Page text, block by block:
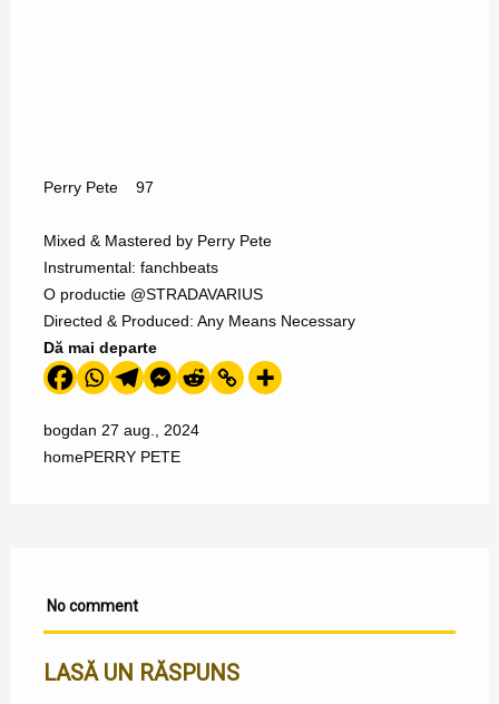
Perry Pete 97
Mixed & Mastered by Perry Pete
Instrumental: fanchbeats
O productie @STRADAVARIUS
Directed & Produced: Any Means Necessary
Dă mai departe
bogdan 27 aug., 2024
homePERRY PETE
No comment
LASĂ UN RĂSPUNS